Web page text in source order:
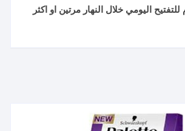
اليومي خلال النهار مرتين او اكثر